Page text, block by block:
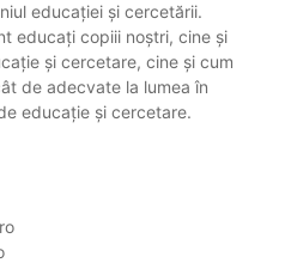
educației și cercetării.
educați copiii noștri, cine și
și cercetare, cine și cum
de adecvate la lumea în
educație și cercetare.